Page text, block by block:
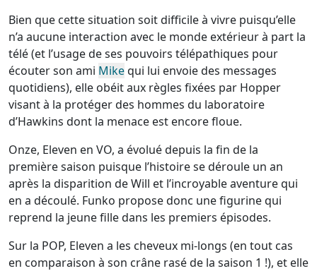
Bien que cette situation soit difficile à vivre puisqu’elle
n’a aucune interaction avec le monde extérieur à part la
télé (et l’usage de ses pouvoirs télépathiques pour
écouter son ami Mikequi lui envoie des messages
quotidiens), elle obéit aux règles fixées par Hopper
visant à la protéger des hommes du laboratoire
d’Hawkins dont la menace est encore floue.
Onze, Eleven en VO, a évolué depuis la fin de la
première saison puisque l’histoire se déroule un an
après la disparition de Will et l’incroyable aventure qui
en a découlé. Funko propose donc une figurine qui
reprend la jeune fille dans les premiers épisodes.
Sur la POP, Eleven a les cheveux mi-longs (en tout cas
en comparaison à son crâne rasé de la saison 1 !), et elle